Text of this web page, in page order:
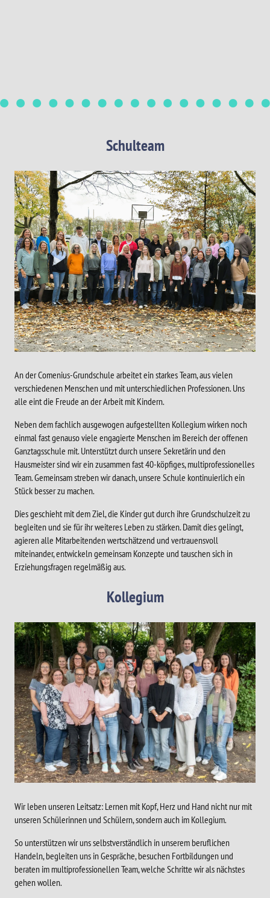
Schulteam
An der Comenius-Grundschule arbeitet ein starkes Team, aus vielen
verschiedenen Menschen und mit unterschiedlichen Professionen. Uns
alle eint die Freude an der Arbeit mit Kindern.
Neben dem fachlich ausgewogen aufgestellten Kollegium wirken noch
einmal fast genauso viele engagierte Menschen im Bereich der offenen
Ganztagsschule mit. Unterstützt durch unsere Sekretärin und den
Hausmeister sind wir ein zusammen fast 40-köpfiges, multiprofessionelles
Team. Gemeinsam streben wir danach, unsere Schule kontinuierlich ein
Stück besser zu machen.
Dies geschieht mit dem Ziel, die Kinder gut durch ihre Grundschulzeit zu
begleiten und sie für ihr weiteres Leben zu stärken. Damit dies gelingt,
agieren alle Mitarbeitenden wertschätzend und vertrauensvoll
miteinander, entwickeln gemeinsam Konzepte und tauschen sich in
Erziehungsfragen regelmäßig aus.
Kollegium
Wir leben unseren Leitsatz: Lernen mit Kopf, Herz und Hand nicht nur mit
unseren Schülerinnen und Schülern, sondern auch im Kollegium.
So unterstützen wir uns selbstverständlich in unserem beruflichen
Handeln, begleiten uns in Gespräche, besuchen Fortbildungen und
beraten im multiprofessionellen Team, welche Schritte wir als nächstes
gehen wollen.